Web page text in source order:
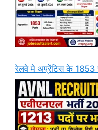
रेलवे मे अप्रेंटिस के 1853